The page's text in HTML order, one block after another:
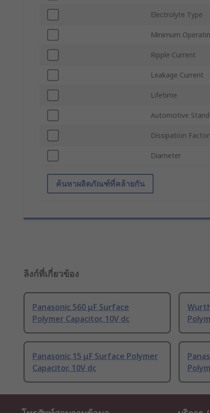
Electrolyte Type
Minimum
Ripple Current
Leakage Current
Lifetime
Automotive
Dissipation Factor
Diameter
ค้นหาผลิตภัณฑ์ที่คล้ายกัน
ลิงก์ที่เกี่ยวข้อง
Panasonic 560 μF Surface
Polymer Capacitor, 10V dc
Panasonic 15 μF Surface Polymer
Capacitor, 10V dc